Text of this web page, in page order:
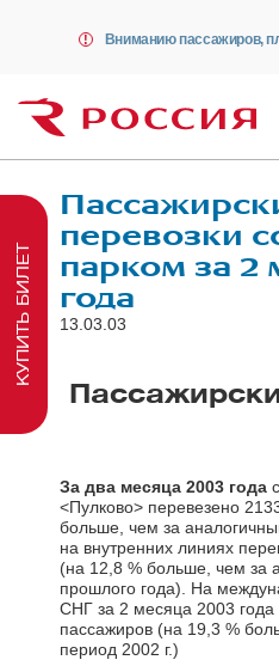
Вниманию пассажиров,
перевозки
парком за 2
года
13.03.03
За два месяца 2003 года
<Пулково> перевезено
больше, чем за
на внутренних линиях
(на 12,8 % больше, чем за
прошлого года). На
СНГ за 2 месяца 2003 года
пассажиров (на 19,3 %
период 2002 г.)
КУПИТЬ БИЛЕТ